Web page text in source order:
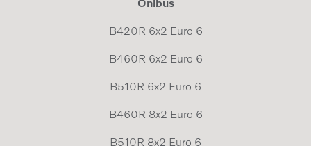
Ônibus
B420R 6x2 Euro 6
B460R 6x2 Euro 6
B510R 6x2 Euro 6
B460R 8x2 Euro 6
B510R 8x2 Euro 6